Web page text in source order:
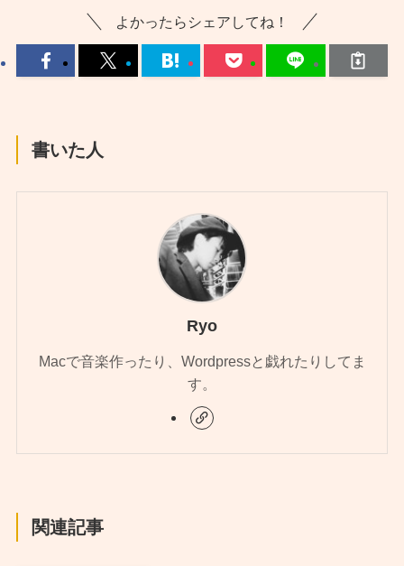
よかったらシェアしてね！
書いた人
Ryo
Macで音楽作ったり、Wordpressと戯れたりしてま
す。
関連記事